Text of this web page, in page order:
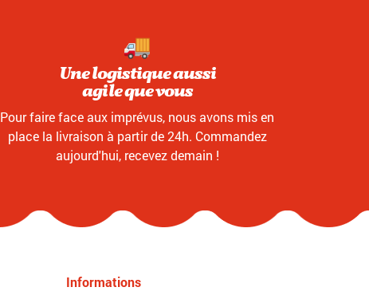
Une logistique aussi
agile que vous
Pour faire face aux imprévus, nous avons mis en
place la livraison à partir de 24h. Commandez
aujourd'hui, recevez demain !
Informations